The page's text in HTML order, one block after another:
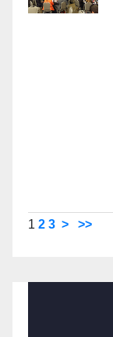
1 2 3 > >>